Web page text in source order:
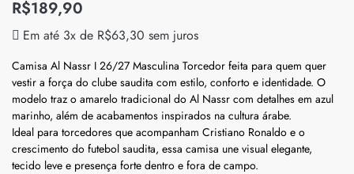
R$189,90
Em até 3x de R$63,30 sem juros
Camisa Al Nassr I 26/27 Masculina Torcedor feita para quem quer
vestir a força do clube saudita com estilo, conforto e identidade. O
modelo traz o amarelo tradicional do Al Nassr com detalhes em azul
marinho, além de acabamentos inspirados na cultura árabe.
Ideal para torcedores que acompanham Cristiano Ronaldo e o
crescimento do futebol saudita, essa camisa une visual elegante,
tecido leve e presença forte dentro e fora de campo.